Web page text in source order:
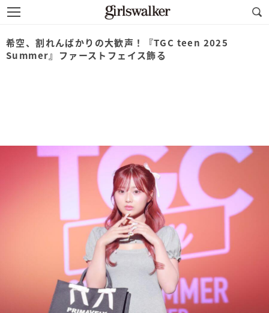
希空、割れんばかりの大歓声！『TGC teen 2025
Summer』ファーストフェイス飾る